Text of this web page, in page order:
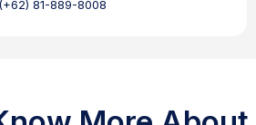
(+62) 81-889-8008